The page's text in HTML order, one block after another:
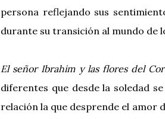
persona reflejando sus
durante su transición al mundo de
El señor Ibrahim y las flores del
diferentes que desde la soledad
relación la que desprende el amor